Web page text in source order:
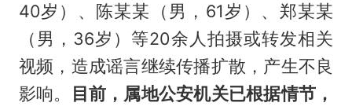
40岁）、陈某某（男，61岁）、郑某某
（男，36岁）等20余人拍摄或转发相关
视频，造成谣言继续传播扩散，产生不良
影响。
目前，属地公安机关已根据情节，